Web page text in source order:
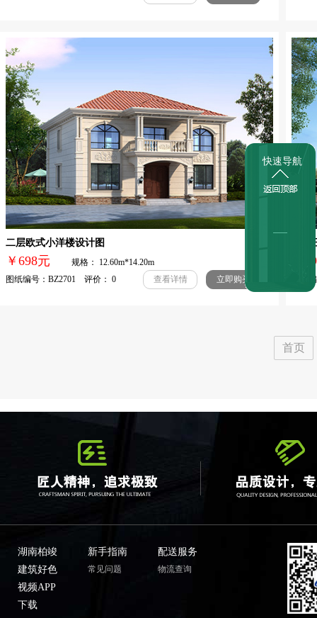
二层欧式小洋楼设计图
￥698元
规格： 12.60m*14.20m
图纸编号：BZ2701 评价： 0
查看详情 立即购买
农
图纸
首页
湖南柏竣
建筑好色
视频APP
下载
新手指南
常见问题
配送服务
物流查询
快速导航